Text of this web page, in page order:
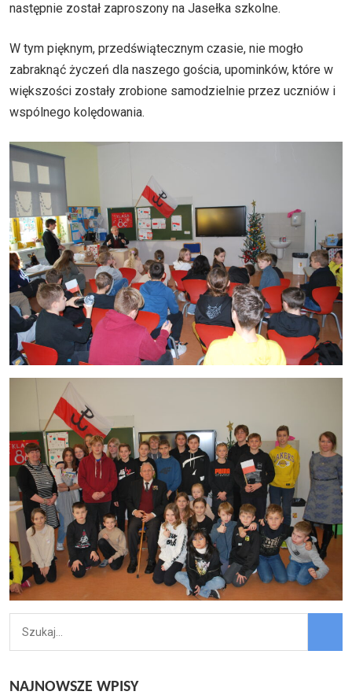
następnie został zaproszony na Jasełka szkolne.
W tym pięknym, przedświątecznym czasie, nie mogło
zabraknąć życzeń dla naszego gościa, upominków, które w
większości zostały zrobione samodzielnie przez uczniów i
wspólnego kolędowania.
NAJNOWSZE WPISY